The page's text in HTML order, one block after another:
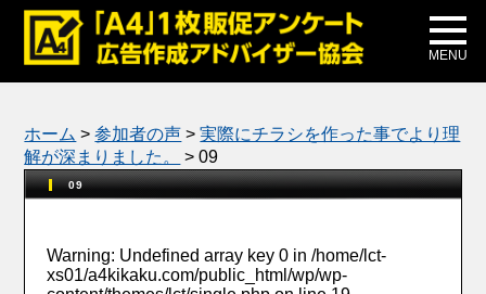
MENU
メディア掲載
公式ブログ
ホーム >参加者の声 >実際にチラシを作った事でより理
解が深まりました。
>09
09
Warning: Undefined array key 0 in/home/lct-
xs01/a4kikaku.com/public_html/wp/wp-